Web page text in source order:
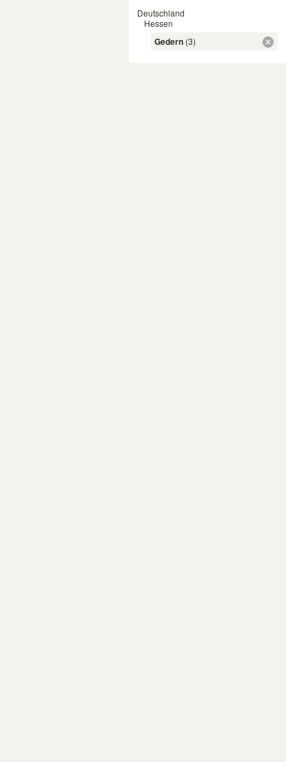
Deutschland
Hessen
Gedern (3)